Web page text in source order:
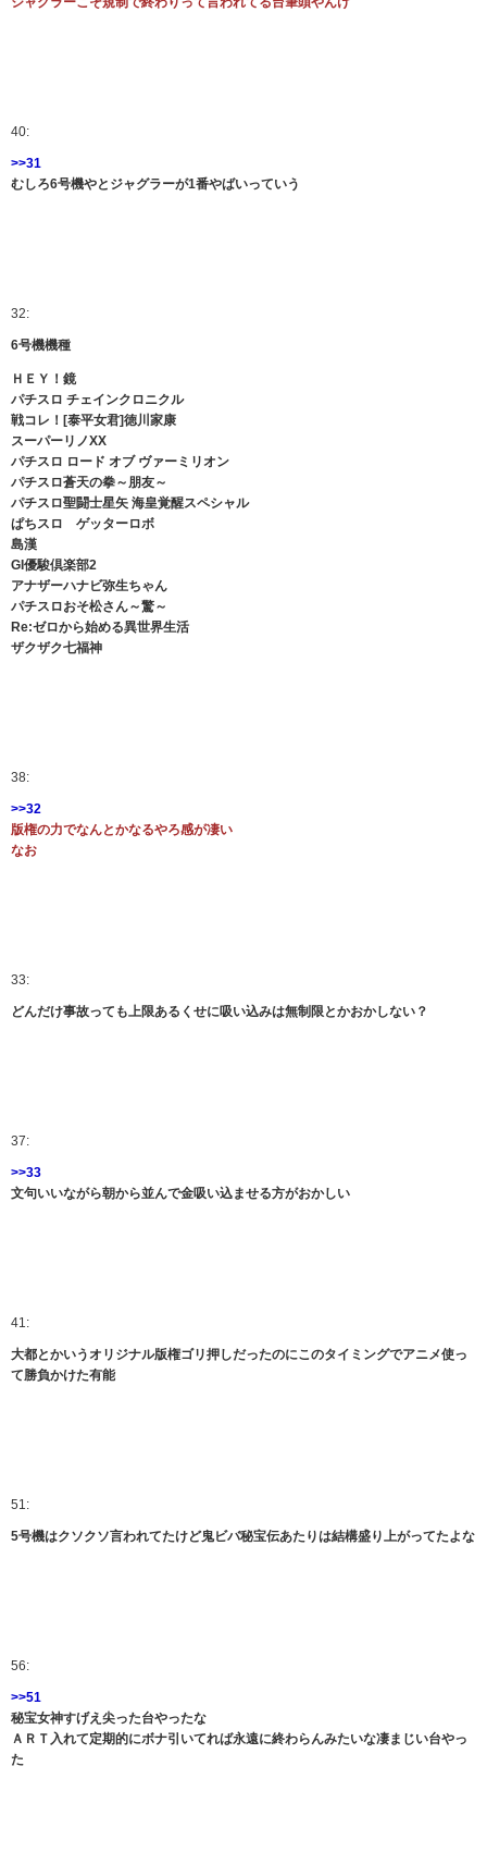
40:
>>31
むしろ6号機やとジャグラーが1番やばいっていう
32:
6号機機種
ＨＥＹ！鏡
パチスロ チェインクロニクル
戦コレ！[泰平女君]徳川家康
スーパーリノXX
パチスロ ロード オブ ヴァーミリオン
パチスロ蒼天の拳～朋友～
パチスロ聖闘士星矢 海皇覚醒スペシャル
ぱちスロ ゲッターロボ
島漢
GI優駿倶楽部2
アナザーハナビ弥生ちゃん
パチスロおそ松さん～驚～
Re:ゼロから始める異世界生活
ザクザク七福神
38:
>>32
版権の力でなんとかなるやろ感が凄い
なお
33:
どんだけ事故っても上限あるくせに吸い込みは無制限とかおかしない？
37:
>>33
文句いいながら朝から並んで金吸い込ませる方がおかしい
41:
大都とかいうオリジナル版権ゴリ押しだったのにこのタイミングでアニメ使っ
て勝負かけた有能
51:
5号機はクソクソ言われてたけど鬼ビバ秘宝伝あたりは結構盛り上がってたよな
56:
>>51
秘宝女神すげえ尖った台やったな
ＡＲＴ入れて定期的にボナ引いてれば永遠に終わらんみたいな凄まじい台やっ
た